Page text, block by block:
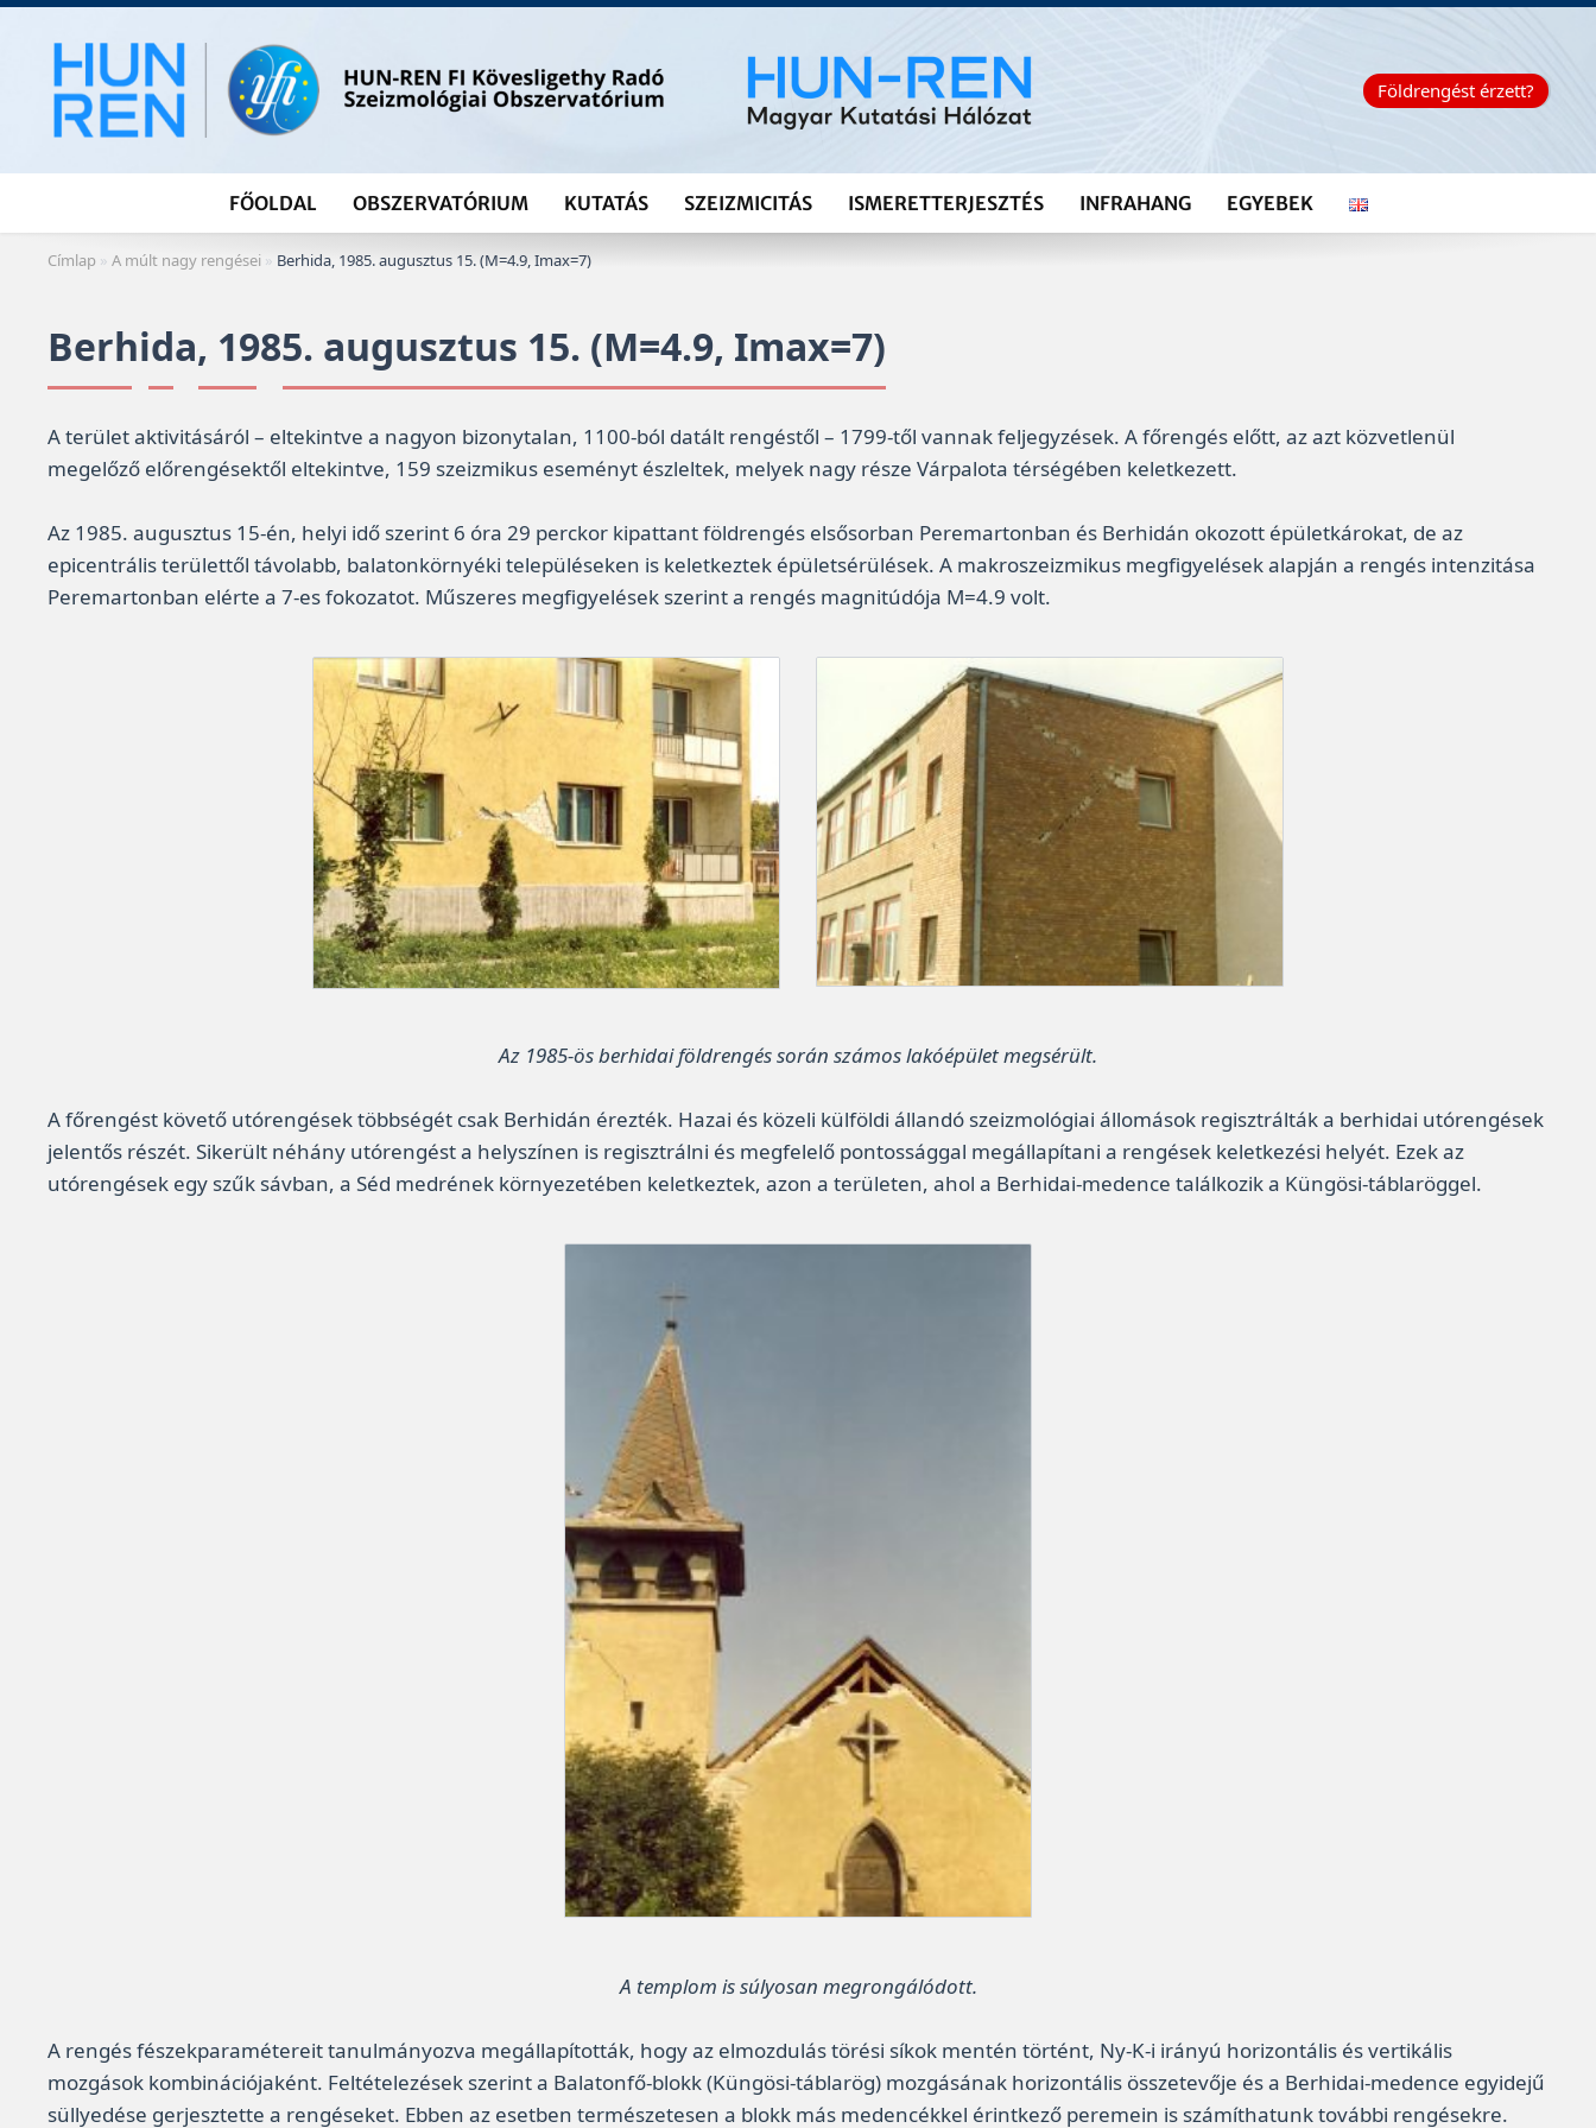
content
Földrengést érzett?
FŐOLDAL OBSZERVATÓRIUM KUTATÁS SZEIZMICITÁS ISMERETTERJESZTÉS INFRAHANG EGYEBEK
Címlap »A múlt nagy rengései » Berhida, 1985. augusztus 15. (M=4.9, Imax=7)
Berhida, 1985. augusztus 15. (M=4.9, Imax=7)
A terület aktivitásáról – eltekintve a nagyon bizonytalan, 1100-ból datált rengéstől – 1799-től vannak feljegyzések. A főrengés előtt, az azt közvetlenül
megelőző előrengésektől eltekintve, 159 szeizmikus eseményt észleltek, melyek nagy része Várpalota térségében keletkezett.
Az 1985. augusztus 15-én, helyi idő szerint 6 óra 29 perckor kipattant földrengés elsősorban Peremartonban és Berhidán okozott épületkárokat, de az
epicentrális területtől távolabb, balatonkörnyéki településeken is keletkeztek épületsérülések. A makroszeizmikus megfigyelések alapján a rengés intenzitása
Peremartonban elérte a 7-es fokozatot. Műszeres megfigyelések szerint a rengés magnitúdója M=4.9 volt.
Az 1985-ös berhidai földrengés során számos lakóépület megsérült.
A főrengést követő utórengések többségét csak Berhidán érezték. Hazai és közeli külföldi állandó szeizmológiai állomások regisztrálták a berhidai utórengések
jelentős részét. Sikerült néhány utórengést a helyszínen is regisztrálni és megfelelő pontossággal megállapítani a rengések keletkezési helyét. Ezek az
utórengések egy szűk sávban, a Séd medrének környezetében keletkeztek, azon a területen, ahol a Berhidai-medence találkozik a Küngösi-táblaröggel.
A templom is súlyosan megrongálódott.
A rengés fészekparamétereit tanulmányozva megállapították, hogy az elmozdulás törési síkok mentén történt, Ny-K-i irányú horizontális és vertikális
mozgások kombinációjaként. Feltételezések szerint a Balatonfő-blokk (Küngösi-táblarög) mozgásának horizontális összetevője és a Berhidai-medence egyidejű
süllyedése gerjesztette a rengéseket. Ebben az esetben természetesen a blokk más medencékkel érintkező peremein is számíthatunk további rengésekre.